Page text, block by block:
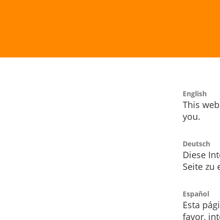
English
This
you.
Deutsch
Diese
Seite zu
Español
Esta
favor,